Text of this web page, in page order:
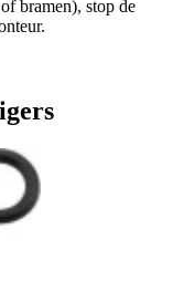
bramen), stop de